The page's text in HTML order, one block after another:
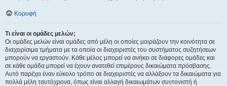
Κορυφή
Τι είναι οι ομάδες μελών;
Οι ομάδες μελών είναι ομάδες από μέλη οι οποίες μοιράζουν την κοινότητα σε
διαχειρίσιμα τμήματα με τα οποία οι διαχειριστές του συστήματος συζητήσεων
μπορούν να εργαστούν. Κάθε μέλος μπορεί να ανήκει σε διάφορες ομάδες και
σε κάθε ομάδα μπορεί να έχουν ανατεθεί επιμέρους δικαιώματα πρόσβασης.
Αυτό παρέχει έναν εύκολο τρόπο σε διαχειριστές να αλλάξουν τα δικαιώματα για
πολλά μέλη ταυτόχρονα, όπως είναι αλλαγή δικαιωμάτων συντονιστή ή